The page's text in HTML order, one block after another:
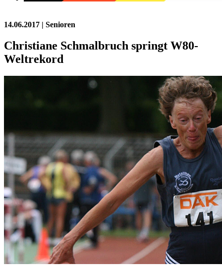
14.06.2017 | Senioren
Christiane Schmalbruch springt W80-
Weltrekord